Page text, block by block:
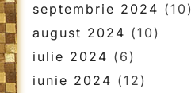
septembrie 2024 (10)
august 2024 (10)
iulie 2024 (6)
iunie 2024 (12)